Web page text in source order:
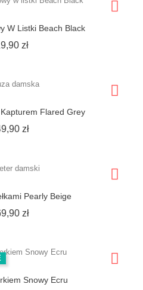
W Listki Beach Black
złCena
Flared Grey
złCena
Pearly Beige
złCena
Snowy Ecru